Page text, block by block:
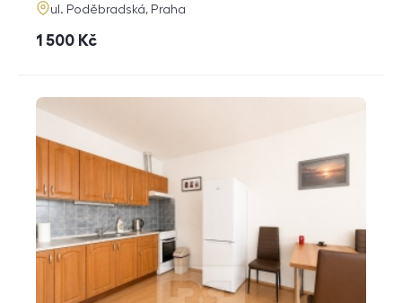
adresa
ul. Poděbradská, Praha
cena
1 500 Kč